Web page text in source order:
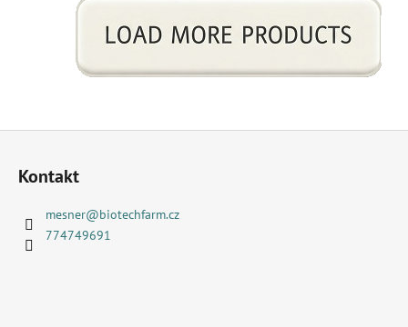
Kontakt
mesner@biotechfarm.cz
774749691